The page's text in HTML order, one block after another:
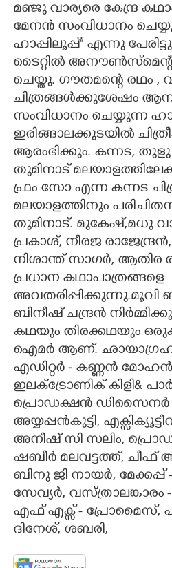
LITERATURE
ZOOM
CONTACT US
മഞ്ജു വാര്യരെ കേന്ദ്ര
മേനൻ സംവിധാനം
ഹാപ്പിലൂപ്പ്” എന്നു പേരിട്ടു
ടൈറ്റിൽ അനൗൺസ്മെന്റ്
ചെയ്തു. ഗൗതമന്റെ രഥം ,
ചിത്രങ്ങൾക്കുശേഷം
സംവിധാനം ചെയ്യുന്ന
ഇരിങ്ങാലക്കുടയിൽ
ആരംഭിക്കും. കന്നട, തുളു
തുമിനാട്
ഫ്രം സോ എന്ന കന്നട
മലയാളത്തിനും
തുമിനാട്. മുകേഷ്,മധു
പ്രകാശ്, നീരജ
നിശാന്ത് സാഗർ, ആതിര
പ്രധാന കഥാപാത്രങ്ങളെ
അവതരിപ്പിക്കുന്നു.മൂവി
ബിനീഷ് ചന്ദ്രൻ
കഥയും തിരക്കഥയും
ഐമർ ആണ്.
എഡിറ്റർ - കണ്ണൻ
ഇലക്ട്രോണിക് കിളി&
പ്രൊഡക്ഷൻ ഡിസൈനർ -
അയ്യപ്പൻകുട്ടി,
അനീഷ് സി സലിം,
ഷബീർ മലവട്ടത്ത്, ചീഫ്
ബിനു ജി നായർ,
സേവ്യർ, വസ്ത്രാലങ്കാരം -
എഫ് എക്സ് - പ്രോമൈസ്,
ദിനേശ്, ശബരി,